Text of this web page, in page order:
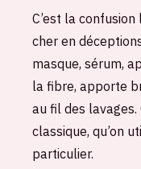
C’est la
cher en
masque, sérum,
la fibre, apporte
au fil des lavages.
classique, qu’on
particulier.